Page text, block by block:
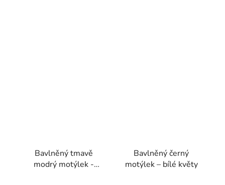
Bavlněný tmavě
modrý motýlek -
Bavlněný černý
motýlek – bílé květy